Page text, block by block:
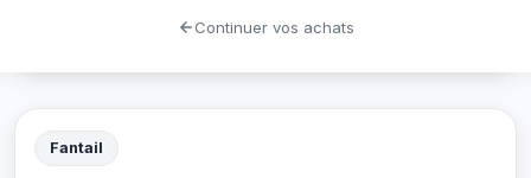
Fantail
Continuer vos achats